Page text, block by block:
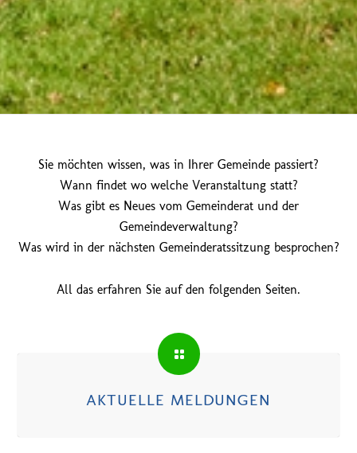
Sie möchten wissen, was in Ihrer Gemeinde passiert?
Wann findet wo welche Veranstaltung statt?
Was gibt es Neues vom Gemeinderat und der
Gemeindeverwaltung?
Was wird in der nächsten Gemeinderatssitzung besprochen?
All das erfahren Sie auf den folgenden Seiten.
AKTUELLE MELDUNGEN